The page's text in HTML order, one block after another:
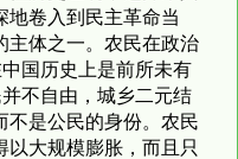
地卷入到民主革命当
主体之一。农民在政治
中国历史上是前所未有
不自由，城乡二元结
不是公民的身份。农民
以大规模膨胀，而且只